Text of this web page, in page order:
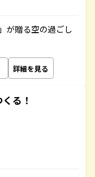
が贈る空の過ごし
詳細を見る
る！